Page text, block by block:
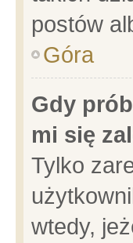
postów
Góra
Gdy
mi się
Tylko
wtedy,